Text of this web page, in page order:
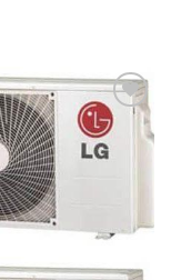
Add to
Wishlist